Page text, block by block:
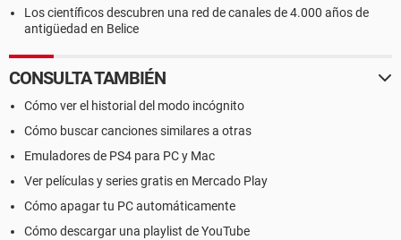
Los científicos descubren una red de canales de 4.000 años de
antigüedad en Belice
CONSULTA TAMBIÉN
Cómo ver el historial del modo incógnito
Cómo buscar canciones similares a otras
Emuladores de PS4 para PC y Mac
Ver películas y series gratis en Mercado Play
Cómo apagar tu PC automáticamente
Cómo descargar una playlist de YouTube